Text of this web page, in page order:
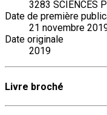
3283 SCIENCES
Date de première
21 novembre
Date originale
2019
Livre broché